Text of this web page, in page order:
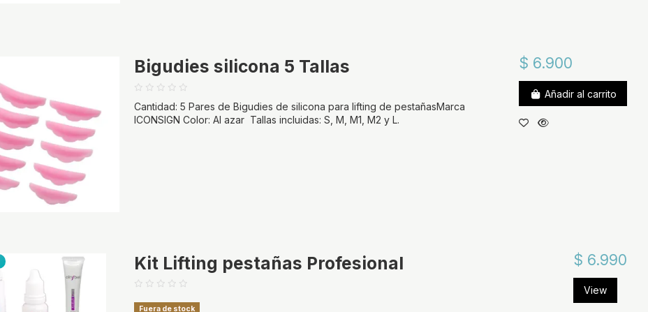
Bigudies silicona 5 Tallas
Cantidad: 5 Pares de Bigudies de silicona para lifting de pestañasMarca
ICONSIGN Color: Al azar Tallas incluidas: S, M, M1, M2 y L.
$ 6.900
Añadir al carrito
Kit Lifting pestañas Profesional
Fuera de stock
$ 6.990
View